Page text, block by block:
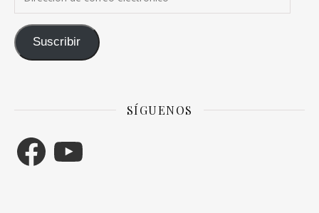
Suscribir
SÍGUENOS
Facebook